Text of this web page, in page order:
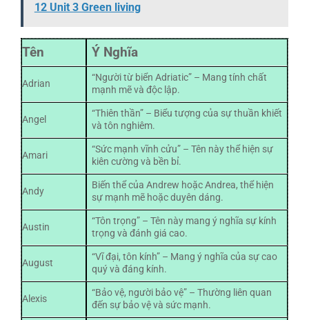
12 Unit 3 Green living
Tên Ý Nghĩa
Adrian
“Người từ biển Adriatic” – Mang tính chất
mạnh mẽ và độc lập.
Angel
“Thiên thần” – Biểu tượng của sự thuần khiết
và tôn nghiêm.
Amari
“Sức mạnh vĩnh cửu” – Tên này thể hiện sự
kiên cường và bền bỉ.
Andy
Biến thể của Andrew hoặc Andrea, thể hiện
sự mạnh mẽ hoặc duyên dáng.
Austin
“Tôn trọng” – Tên này mang ý nghĩa sự kính
trọng và đánh giá cao.
August
“Vĩ đại, tôn kính” – Mang ý nghĩa của sự cao
quý và đáng kính.
Alexis
“Bảo vệ, người bảo vệ” – Thường liên quan
đến sự bảo vệ và sức mạnh.